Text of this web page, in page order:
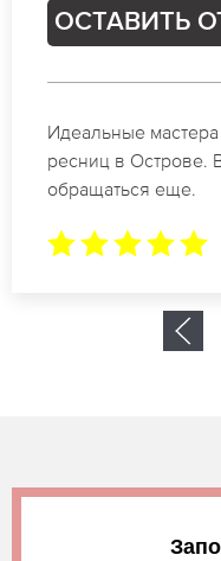
ОСТАВИТЬ
Спасибо
ресниц в Острове
все было готово.